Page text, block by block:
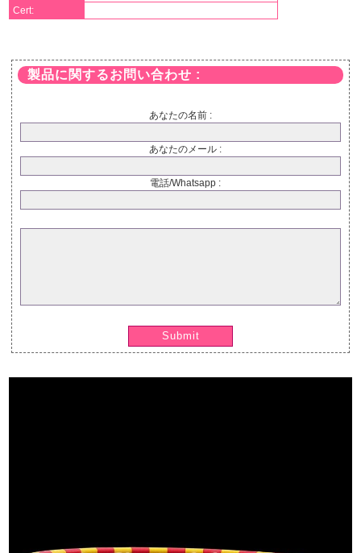
Cert:
製品に関するお問い合わせ :
あなたの名前 :
あなたのメール :
電話/Whatsapp :
Submit